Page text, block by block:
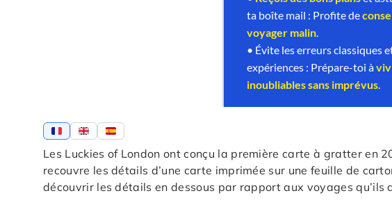
Les Luckies of London ont conçu la première carte à gratter en
recouvre les détails d’une carte imprimée sur une feuille de
découvrir les détails en dessous par rapport aux voyages qu’ils